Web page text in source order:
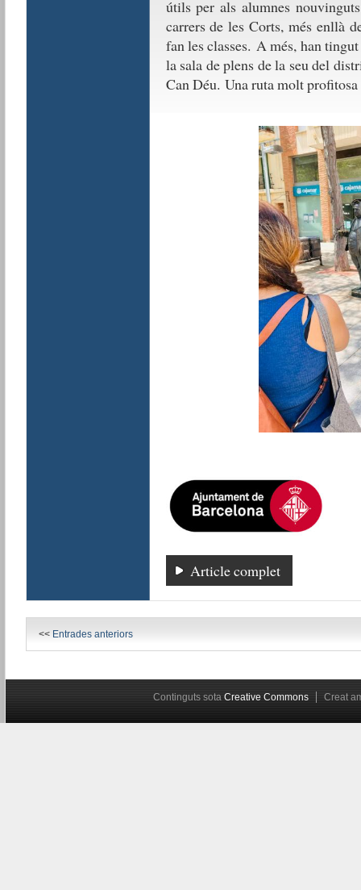
útils per als alumnes
carrers de les Corts, més enllà
fan les classes. A més, han
la sala de plens de la seu del
Can Déu. Una ruta molt
Article complet
<< Entrades anteriors
Continguts sota Creative Commons Creat